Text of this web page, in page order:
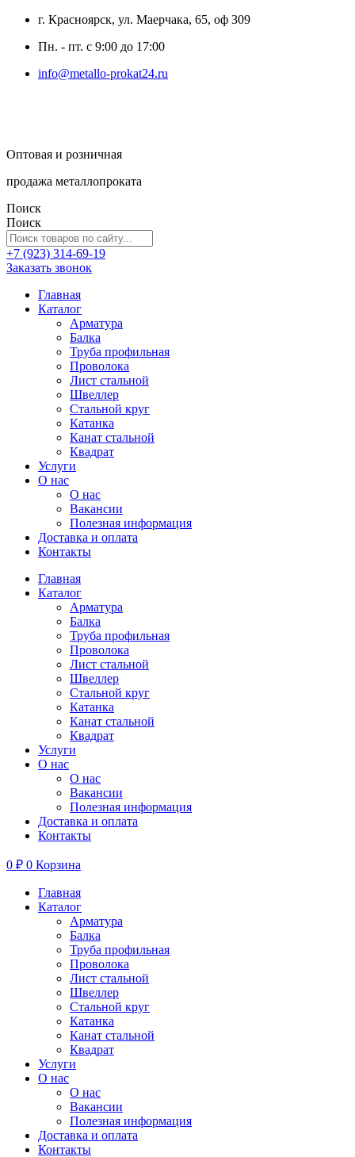
г. Красноярск, ул. Маерчака, 65, оф 309
Пн. - пт. с 9:00 до 17:00
info@metallo-prokat24.ru
Оптовая и розничная
продажа металлопроката
Поиск
Поиск
+7 (923) 314-69-19
Заказать звонок
Главная
Каталог
Арматура
Балка
Труба профильная
Проволока
Лист стальной
Швеллер
Стальной круг
Катанка
Канат стальной
Квадрат
Услуги
О нас
О нас
Вакансии
Полезная информация
Доставка и оплата
Контакты
Главная
Каталог
Арматура
Балка
Труба профильная
Проволока
Лист стальной
Швеллер
Стальной круг
Катанка
Канат стальной
Квадрат
Услуги
О нас
О нас
Вакансии
Полезная информация
Доставка и оплата
Контакты
0 ₽ 0 Корзина
Главная
Каталог
Арматура
Балка
Труба профильная
Проволока
Лист стальной
Швеллер
Стальной круг
Катанка
Канат стальной
Квадрат
Услуги
О нас
О нас
Вакансии
Полезная информация
Доставка и оплата
Контакты